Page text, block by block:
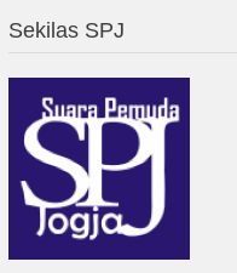
Sekilas SPJ